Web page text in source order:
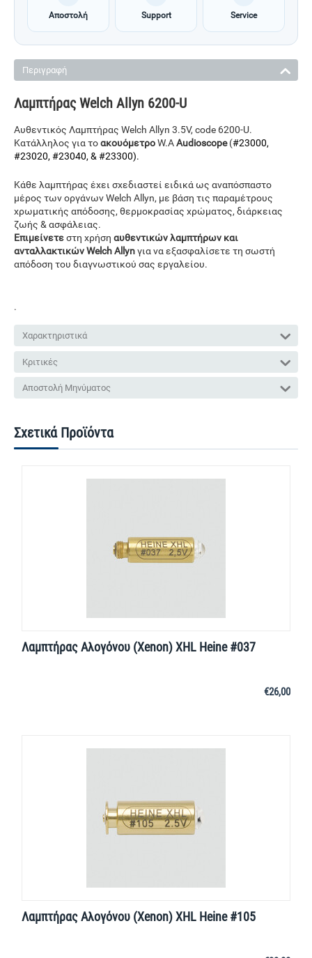
Αποστολή Support Service
Περιγραφή
Λαμπτήρας Welch Allyn 6200-U
Αυθεντικός Λαμπτήρας Welch Allyn 3.5V, code 6200-U.
Κατάλληλος για τοακουόμετροW.AAudioscope(#23000,
#23020, #23040, & #23300).
Κάθε λαμπτήρας έχει σχεδιαστεί ειδικά ως αναπόσπαστο
μέρος των οργάνων Welch Allyn, με βάση τις παραμέτρους
χρωματικής απόδοσης, θερμοκρασίας χρώματος, διάρκειας
ζωής & ασφάλειας.
Επιμείνετεστη χρήση αυθεντικών λαμπτήρων και
ανταλλακτικών Welch Allynγια να εξασφαλίσετε τη σωστή
απόδοση του διαγνωστικού σας εργαλείου.
.
Χαρακτηριστικά
Κριτικές
Αποστολή Μηνύματος
Σχετικά Προϊόντα
Λαμπτήρας Αλογόνου (Xenon) XHL Heine #037
€26,00
Λαμπτήρας Αλογόνου (Xenon) XHL Heine #105